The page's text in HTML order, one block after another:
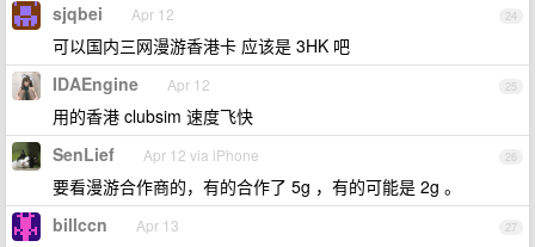
24
sjqbei Apr 12
可以国内三网漫游香港卡 应该是 3HK 吧
25
IDAEngine Apr 12
用的香港 clubsim 速度飞快
26
SenLief Apr 12 via iPhone
要看漫游合作商的，有的合作了 5g ，有的可能是 2g 。
27
billccn Apr 13